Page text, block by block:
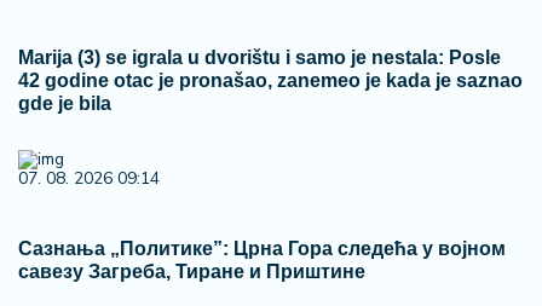
Marija (3) se igrala u dvorištu i samo je nestala: Posle
42 godine otac je pronašao, zanemeo je kada je saznao
gde je bila
07. 08. 2026 09:14
Сазнања „Политике”: Црна Гора следећа у војном
савезу Загреба, Тиране и Приштине